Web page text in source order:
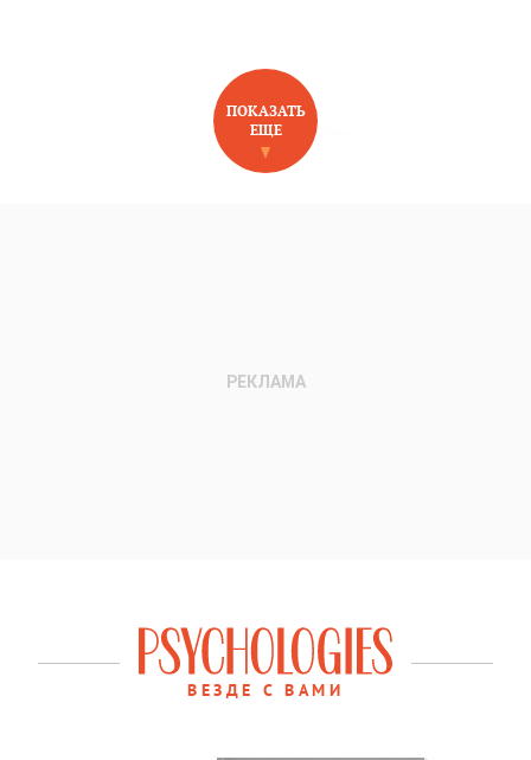
НОВОЕ НА САЙТЕ
ПОКАЗАТЬ
ЕЩЕ
ВЕЗДЕ С ВАМИ